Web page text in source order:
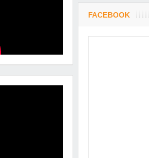
FACEBOOK